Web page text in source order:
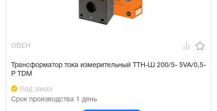
ОВЕН
Трансформатор тока измерительный ТТН-Ш 200/5- 5VA/0,5-
Р TDM
Под заказ
Срок производства 1 день